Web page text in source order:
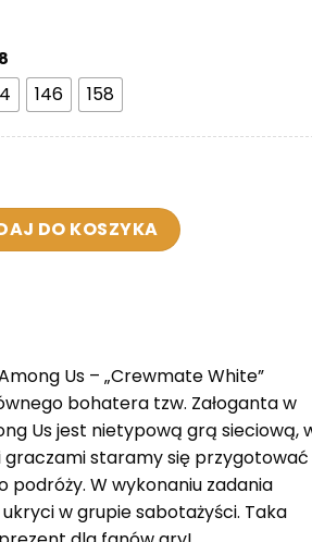
146 158
Among Us - "Crewmate White"
DO KOSZYKA
Us – „Crewmate White”
bohatera tzw. Załoganta w
Us jest nietypową grą sieciową,
graczami staramy się przygotować
podróży. W wykonaniu zadania
w grupie sabotażyści. Taka